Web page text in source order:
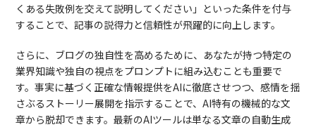
くある失敗例を交えて説明してください」といった条件を付与
することで、記事の説得力と信頼性が飛躍的に向上します。
さらに、ブログの独自性を高めるために、あなたが持つ特定の
業界知識や独自の視点をプロンプトに組み込むことも重要で
す。事実に基づく正確な情報提供をAIに徹底させつつ、感情を揺
さぶるストーリー展開を指示することで、AI特有の機械的な文
章から脱却できます。最新のAIツールは単なる文章の自動生成